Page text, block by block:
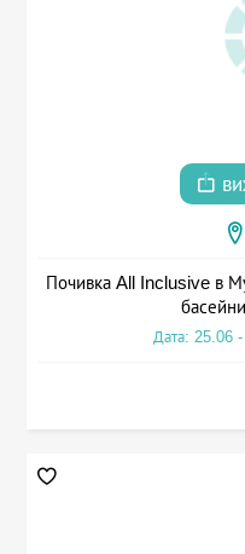
Почивка All Inclusive в
Дата: 25.06